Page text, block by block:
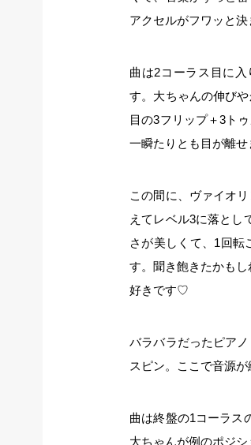
アクセルがフワッと決
曲は2コーラス目に
す。大ちゃんの伸び
目の3フリップ＋3ト
一瞬たりとも目が離せ
この間に、ヴァイオ
えてレベル3に落とし
さが美しくて、1回転
す。聞き飽きたかも
好きです♡
バラバラだったピア
スピン。ここで音源
曲は終盤の1コーラス
大ちゃんが例のポジ